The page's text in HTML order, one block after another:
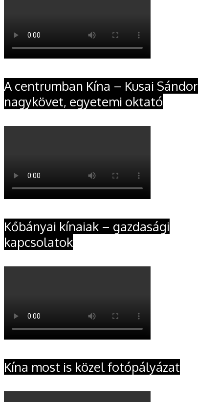
A centrumban Kína – Kusai Sándor
nagykövet, egyetemi oktató
Kőbányai kínaiak – gazdasági
kapcsolatok
Kína most is közel fotópályázat